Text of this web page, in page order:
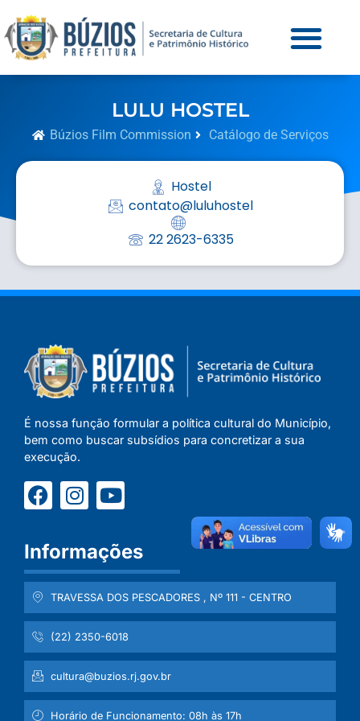
LULU HOSTEL
Búzios Film Commission Catálogo de Serviços
Hostel
contato@luluhostel
22 2623-6335
É nossa função formular a política cultural do Município,
bem como buscar subsídios para concretizar a sua
execução.
Informações
TRAVESSA DOS PESCADORES , Nº 111 - CENTRO
(22) 2350-6018
cultura@buzios.rj.gov.br
Horário de Funcionamento: 08h às 17h